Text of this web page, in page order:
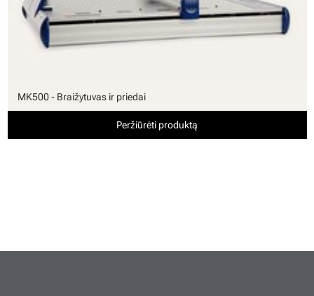
MK500 - Braižytuvas ir priedai
Peržiūrėti produktą